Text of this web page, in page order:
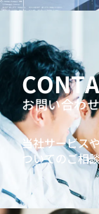
お問い合わ
当社サービス
ついてのご相